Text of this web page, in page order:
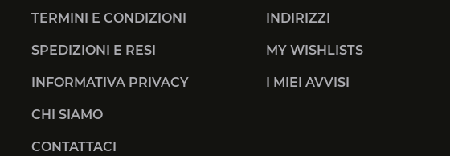
TERMINI E CONDIZIONI
SPEDIZIONI E RESI
INFORMATIVA PRIVACY
CHI SIAMO
CONTATTACI
INDIRIZZI
MY WISHLISTS
I MIEI AVVISI